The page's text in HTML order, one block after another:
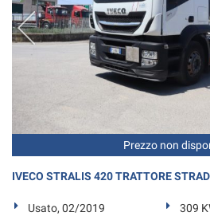
Prezzo non
IVECO STRALIS 420 TRATTORE
Usato, 02/2019 309